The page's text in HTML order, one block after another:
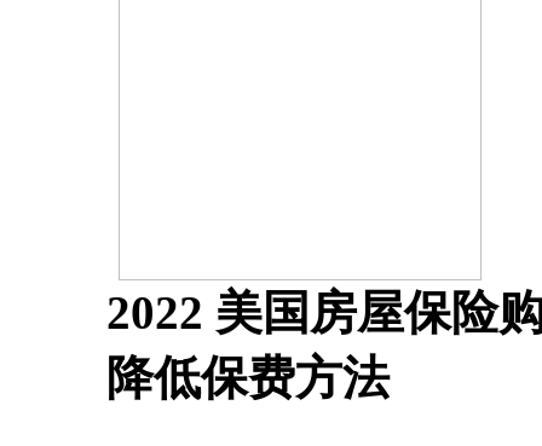
2022 美国房屋保险
降低保费方法